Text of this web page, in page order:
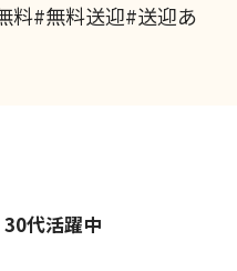
料#無料送迎#送迎あ
30代活躍中